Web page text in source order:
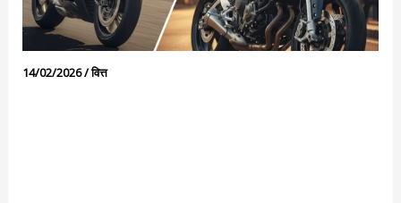
14/02/2026/वित्त